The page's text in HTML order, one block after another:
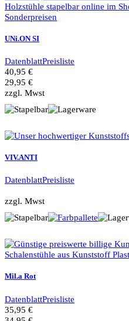
UNi.ON SI
DatenblattPreisliste
40,95 €
29,95 €
zzgl. Mwst
VIV.ANTI
DatenblattPreisliste
zzgl. Mwst
Mil.a Rot
DatenblattPreisliste
35,95 €